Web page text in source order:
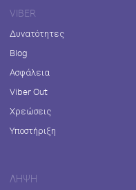
VIBER
Δυνατότητες
Blog
Ασφάλεια
Viber Out
Χρεώσεις
Υποστήριξη
ΛΉΨΗ